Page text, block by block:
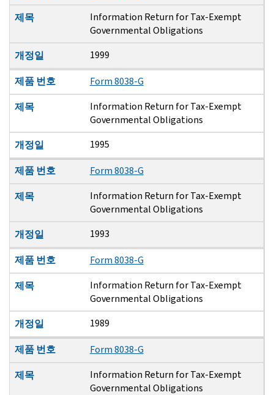
제목
Information Return for Tax-Exempt
Governmental Obligations
개정일
1999
제품 번호
Form 8038-G
제목
Information Return for Tax-Exempt
Governmental Obligations
개정일
1995
제품 번호
Form 8038-G
제목
Information Return for Tax-Exempt
Governmental Obligations
개정일
1993
제품 번호
Form 8038-G
제목
Information Return for Tax-Exempt
Governmental Obligations
개정일
1989
제품 번호
Form 8038-G
제목
Information Return for Tax-Exempt
Governmental Obligations